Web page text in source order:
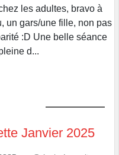
les adultes, bravo à
un gars/une fille, non pas
:D Une belle séance
d...
Janvier 2025